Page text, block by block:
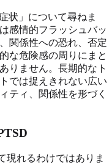
状」について尋ねま
感情的フラッシュバッ
関係性への恐れ、否定
な危険感の周りにまと
りません。長期的なト
では捉えきれない広い
ティ、関係性を形づく
現れるわけではありま